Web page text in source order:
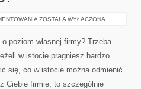
NIBY
NAM
SAMOCHÓD?
ZOSTAŁA WYŁĄCZONA
poziom własnej firmy? Trzeba
w istocie pragniesz bardzo
się, co w istocie można odmienić
Ciebie firmie, to szczególnie